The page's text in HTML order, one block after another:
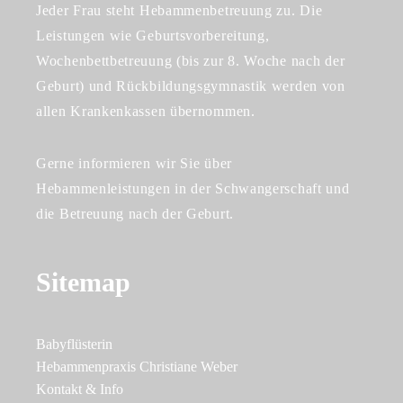
Jeder Frau steht Hebammenbetreuung zu. Die
Leistungen wie Geburtsvorbereitung,
Wochenbettbetreuung (bis zur 8. Woche nach der
Geburt) und Rückbildungsgymnastik werden von
allen Krankenkassen übernommen.
Gerne informieren wir Sie über
Hebammenleistungen in der Schwangerschaft und
die Betreuung nach der Geburt.
Sitemap
Babyflüsterin
Hebammenpraxis Christiane Weber
Kontakt & Info